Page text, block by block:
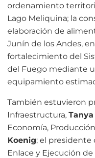
ordenamiento
Lago Meliquina; la
elaboración de
Junín de los Andes,
fortalecimiento del
del Fuego mediante
equipamiento
También estuvieron
Infraestructura,
Economía,
Koenig; el presidente
Enlace y Ejecución